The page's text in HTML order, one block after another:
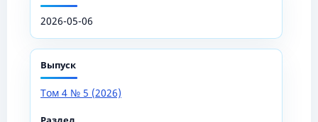
2026-05-06
Выпуск
Том 4 № 5 (2026)